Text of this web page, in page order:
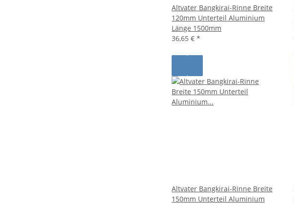
Altvater Bangkirai-Rinne Breite
120mm Unterteil Aluminium
Länge 1500mm
36,65 € *
Altvater Bangkirai-Rinne Breite
150mm Unterteil Aluminium